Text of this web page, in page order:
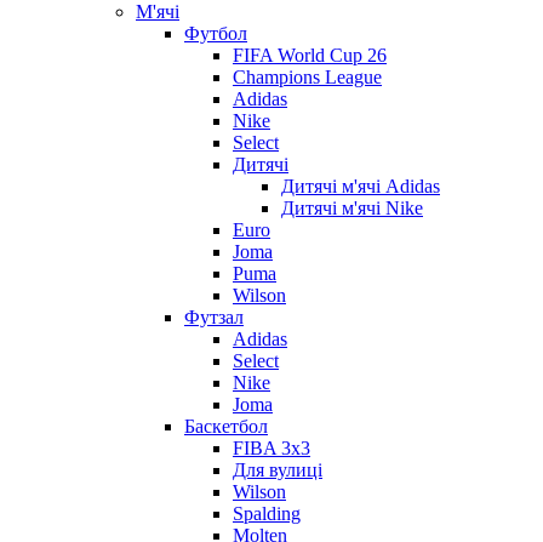
М'ячі
Футбол
FIFA World Cup 26
Champions League
Adidas
Nike
Select
Дитячі
Дитячі м'ячі Adidas
Дитячі м'ячі Nike
Euro
Joma
Puma
Wilson
Футзал
Adidas
Select
Nike
Joma
Баскетбол
FIBA 3x3
Для вулиці
Wilson
Spalding
Molten